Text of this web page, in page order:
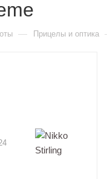
— Прицелы и оптика